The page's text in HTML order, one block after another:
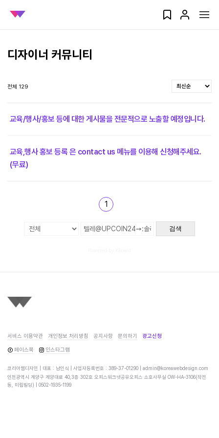
디자이너 커뮤니티
전체 129
교육/행사/홍보 등에 대한 게시물을 전문적으로 노출할 예정입니다.
교육,행사 홍보 등록 은 contact us 메뉴를 이용해 신청해주세요.
(무료)
1
검색
서비스 이용약관 개인정보 처리방침 공지사항 문의하기 광고신청
페이스북 인스타그램
코리아웹디자인 | 대표 : 남인식 | 사업자등록번호 : 389-37-01290 | admin@koreawebdesign.com
인천광역시 계양구 계양대로 40,3층 302호 오피스워크넷공유오피스 소호사무실 OW-HA-3106(작전
동, 미림빌딩) | 0502-1935-1199